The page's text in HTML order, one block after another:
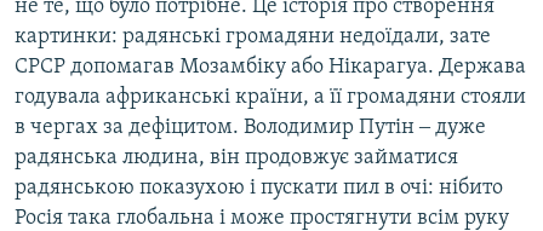
не те, що було потрібне. Це історія про створення
картинки: радянські громадяни недоїдали, зате
СРСР допомагав Мозамбіку або Нікарагуа. Держава
годувала африканські країни, а її громадяни стояли
в чергах за дефіцитом. Володимир Путін ‒ дуже
радянська людина, він продовжує займатися
радянською показухою і пускати пил в очі: нібито
Росія така глобальна і може простягнути всім руку